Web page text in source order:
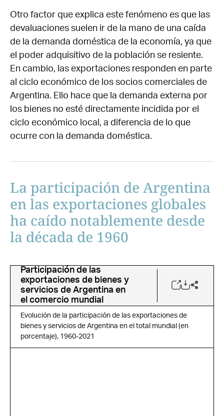
Otro factor que explica este fenómeno es que las
devaluaciones suelen ir de la mano de una caída
de la demanda doméstica de la economía, ya que
el poder adquisitivo de la población se resiente.
En cambio, las exportaciones responden en parte
al ciclo económico de los socios comerciales de
Argentina. Ello hace que la demanda externa por
los bienes no esté directamente incidida por el
ciclo económico local, a diferencia de lo que
ocurre con la demanda doméstica.
La participación de Argentina
en las exportaciones globales
ha caído notablemente desde
la década de 1960
Participación de las
exportaciones de bienes y
servicios de Argentina en
el comercio mundial
Evolución de la participación de las exportaciones de
bienes y servicios de Argentina en el total mundial (en
porcentaje), 1960-2021